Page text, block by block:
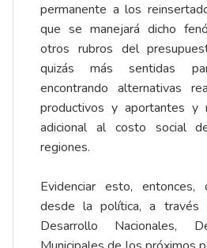
permanente a los
que se manejará dicho
otros rubros del
quizás más sentidas
encontrando alternativas
productivos y aportantes y
adicional al costo social
regiones.
Evidenciar esto,
desde la política, a
Desarrollo Nacionales,